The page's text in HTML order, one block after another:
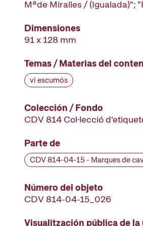
Mªde Miralles / (Igualada)";
Dimensiones
91 x 128 mm
Temas / Materias del
vi escumós
Colección / Fondo
CDV 814 Col·lecció
Parte de
CDV 814-04-15 - Marques de
Número del objeto
CDV 814-04-15_026
Visualitzación pública de la